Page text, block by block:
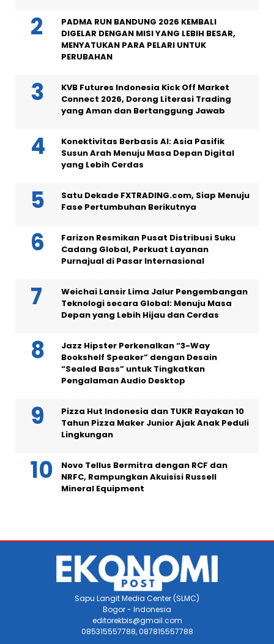
PADMA RUN BANDUNG 2026 KEMBALI
DIGELAR DENGAN MISI YANG LEBIH BESAR,
MENYATUKAN PARA PELARI UNTUK
PERUBAHAN
KVB Futures Indonesia Kick Off Market
Connect 2026, Dorong Literasi Trading
yang Aman dan Bertanggung Jawab
Konektivitas Berbasis AI: Asia Pasifik
Susun Arah Menuju Masa Depan Digital
yang Lebih Cerdas
Satu Dekade FXTRADING.com, Siap Menuju
Fase Pertumbuhan Berikutnya
Farizon Resmikan Pusat Distribusi Suku
Cadang Global, Perkuat Layanan
Purnajual di Pasar Internasional
Weichai Lansir Lima Jalur Pengembangan
Teknologi secara Global: Menuju Masa
Depan yang Lebih Hijau dan Cerdas
Jazz Hipster Perkenalkan “3-Way
Bookshelf Speaker” dengan Desain
“Sealed Bass” untuk Tingkatkan
Pengalaman Audio Desktop
Pizza Hut Indonesia dan TUKR Rayakan 10
Tahun Pizza Maker Junior Ajak Anak Peduli
Lingkungan
Novo Tellus Bermitra dengan RCF dan
NRFC, Rampungkan Akuisisi Russell
Mineral Equipment
Sapu Langit Media Center (SLMC)
Bogor - Indonesia
editorekbis@gmail.com
085315557788, 087815557788